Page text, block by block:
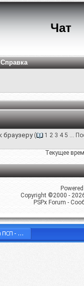
Чат
Справка
браузеру ( 1 2 3 4 5 ...
Текущее
Copyright ©2000 -
PSPx Forum -